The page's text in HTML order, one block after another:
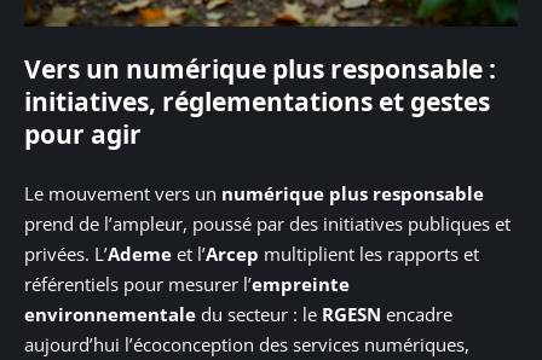
Vers un numérique plus responsable :
initiatives, réglementations et gestes
pour agir
Le mouvement vers un numérique plus responsable
prend de l’ampleur, poussé par des initiatives publiques et
privées. L’Ademe et l’Arcep multiplient les rapports et
référentiels pour mesurer l’empreinte
environnementale du secteur : le RGESN encadre
aujourd’hui l’écoconception des services numériques,